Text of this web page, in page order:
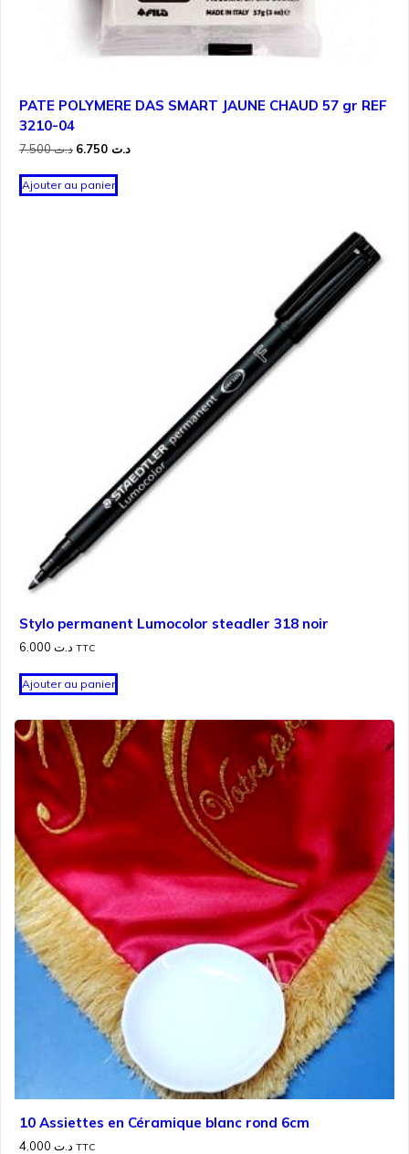
PATE POLYMERE DAS SMART JAUNE CHAUD 57 gr REF
3210-04
د.ت7.500
Le
initial
était :
د.تLe
Ajouter au panier
Stylo permanent Lumocolor steadler 318 noir
د.ت TTC
Ajouter au panier
10 Assiettes en Céramique blanc rond 6cm
د.ت TTC